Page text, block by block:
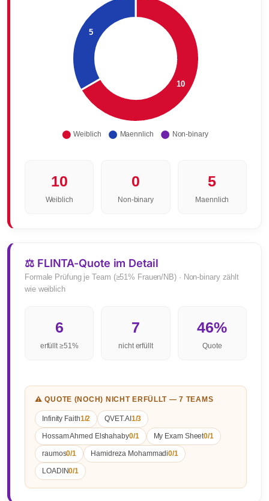
10
Weiblich
0
Non-binary
5
Maennlich
⚖ FLINTA-Quote im Detail
Formale Prüfung je Team (≥51% Frauen/NB) · Non-binary zählt
wie weiblich
6
erfüllt ≥51%
7
nicht erfüllt
46%
Quote
⚠ QUOTE (NOCH) NICHT ERFÜLLT — 7 TEAMS
Infinity Faith1/2 QVET.AI1/3
Hossam Ahmed Elshahaby0/1 My Exam Sheet0/1
raumos0/1 Hamidreza Mohammadi0/1
LOADIN0/1